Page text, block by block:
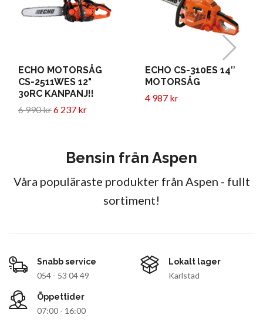
ECHO MOTORSÅG
CS-2511WES 12"
30RC KANPANJ!!
6 990 kr6 237 kr
ECHO CS-310ES 14″
MOTORSÅG
4 987 kr
Bensin från Aspen
Våra populäraste produkter från Aspen - fullt
sortiment!
Snabb service
054 - 53 04 49
Lokalt lager
Karlstad
Öppettider
07:00 - 16:00